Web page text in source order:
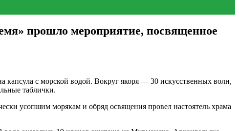
прошло мероприятие, посвященное
капсула с морской водой. Вокруг якоря — 30 искусственных волн,
таблички.
усопшим морякам и обряд освящения провел настоятель храма